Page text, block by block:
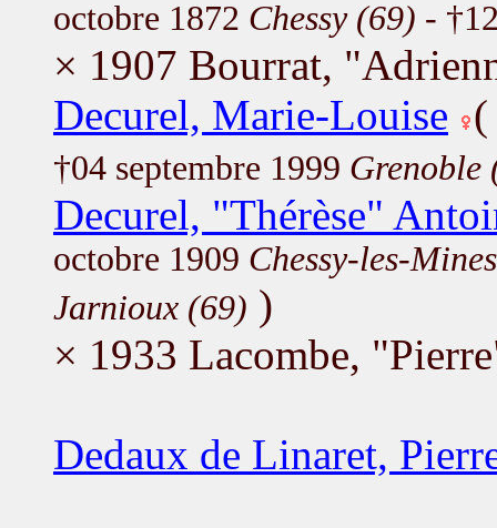
octobre 1872 Chessy (69) -
× 1907 Bourrat,
Decurel, Marie-Louise
†04 septembre 1999 Grenoble
Decurel, "Thérèse"
octobre 1909 Chessy-les-
Jarnioux (69) )
× 1933 Lacombe,
Dedaux de Linaret,